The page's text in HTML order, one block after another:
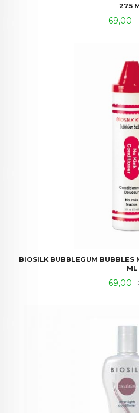
275
Tilbud
69,00
BIOSILK BUBBLEGUM BUBBLES
ML
Tilbud
69,00